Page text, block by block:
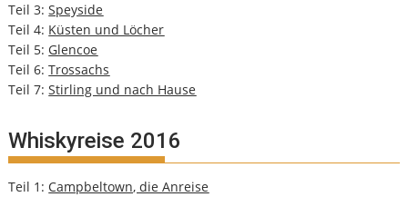
Teil 3:Speyside
Teil 4: Küsten und Löcher
Teil 5: Glencoe
Teil 6:Trossachs
Teil 7:Stirling und nach Hause
Whiskyreise 2016
Teil 1: Campbeltown, die Anreise